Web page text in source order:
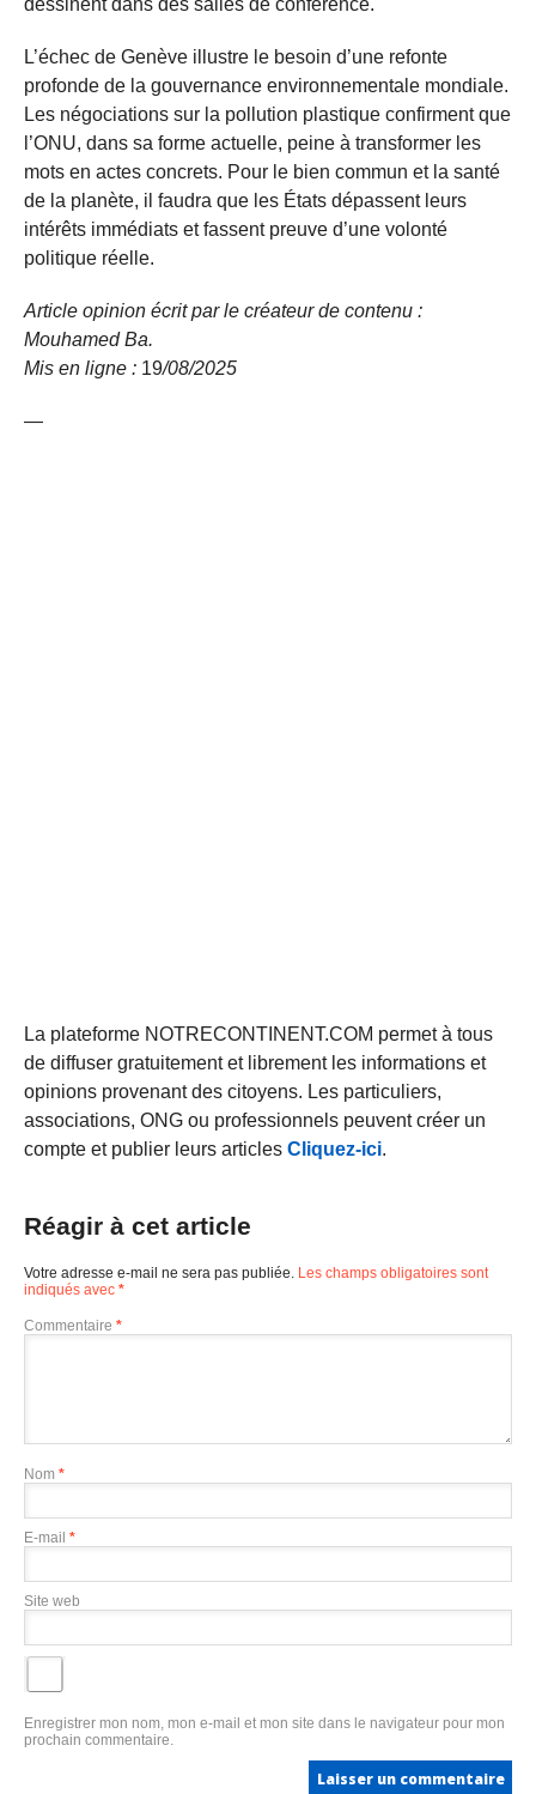
dessinent dans des salles de conférence.
L’échec de Genève illustre le besoin d’une refonte
profonde de la gouvernance environnementale mondiale.
Les négociations sur la pollution plastique confirment que
l’ONU, dans sa forme actuelle, peine à transformer les
mots en actes concrets. Pour le bien commun et la santé
de la planète, il faudra que les États dépassent leurs
intérêts immédiats et fassent preuve d’une volonté
politique réelle.
Article opinion écrit par le créateur de contenu :
Mouhamed Ba.
Mis en ligne : 19/08/2025
—
La plateforme NOTRECONTINENT.COM permet à tous
de diffuser gratuitement et librement les informations et
opinions provenant des citoyens. Les particuliers,
associations, ONG ou professionnels peuvent créer un
compte et publier leurs articles Cliquez-ici.
Réagir à cet article
Votre adresse e-mail ne sera pas publiée. Les champs obligatoires sont
indiqués avec *
Commentaire *
Nom *
E-mail *
Site web
Enregistrer mon nom, mon e-mail et mon site dans le navigateur pour mon
prochain commentaire.